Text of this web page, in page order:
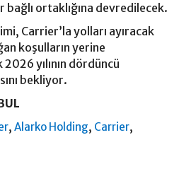
ortaklığına devredilecek.
Carrier’la yolları ayıracak
koşulların yerine
yılının dördüncü
bekliyor.
,Alarko Holding, Carrier,